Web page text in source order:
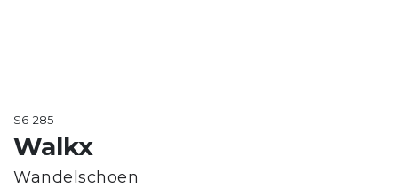
S6-285
Walkx
Wandelschoen